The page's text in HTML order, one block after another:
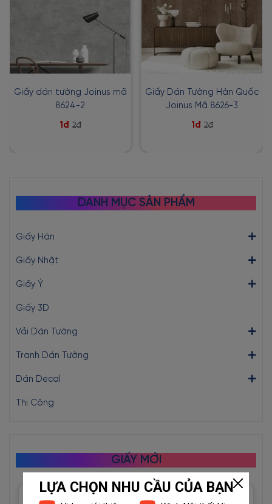
Giấy dán tường Joinus mã
8624-2
1đ 2đ
Giấy Dán Tường Hàn Quốc
Joinus Mã 8626-3
1đ 2đ
DANH MỤC SẢN PHẨM
Giấy Hàn
Giấy Nhật
Giấy Ý
Giấy 3D
Vải Dán Tường
Tranh Dán Tường
Dán Decal
Thi Công
GIẤY MỚI